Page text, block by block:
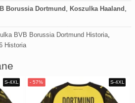
Borussia Dortmund , Koszulka Haaland ,
BVB Borussia Dortmund Historia,
Historia